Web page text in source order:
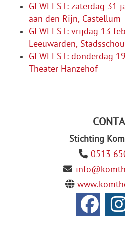
GEWEEST: zaterdag
aan den Rijn, Castellum
GEWEEST: vrijdag 13
Leeuwarden,
GEWEEST: donderdag
Theater Hanzehof
Stichting
0513